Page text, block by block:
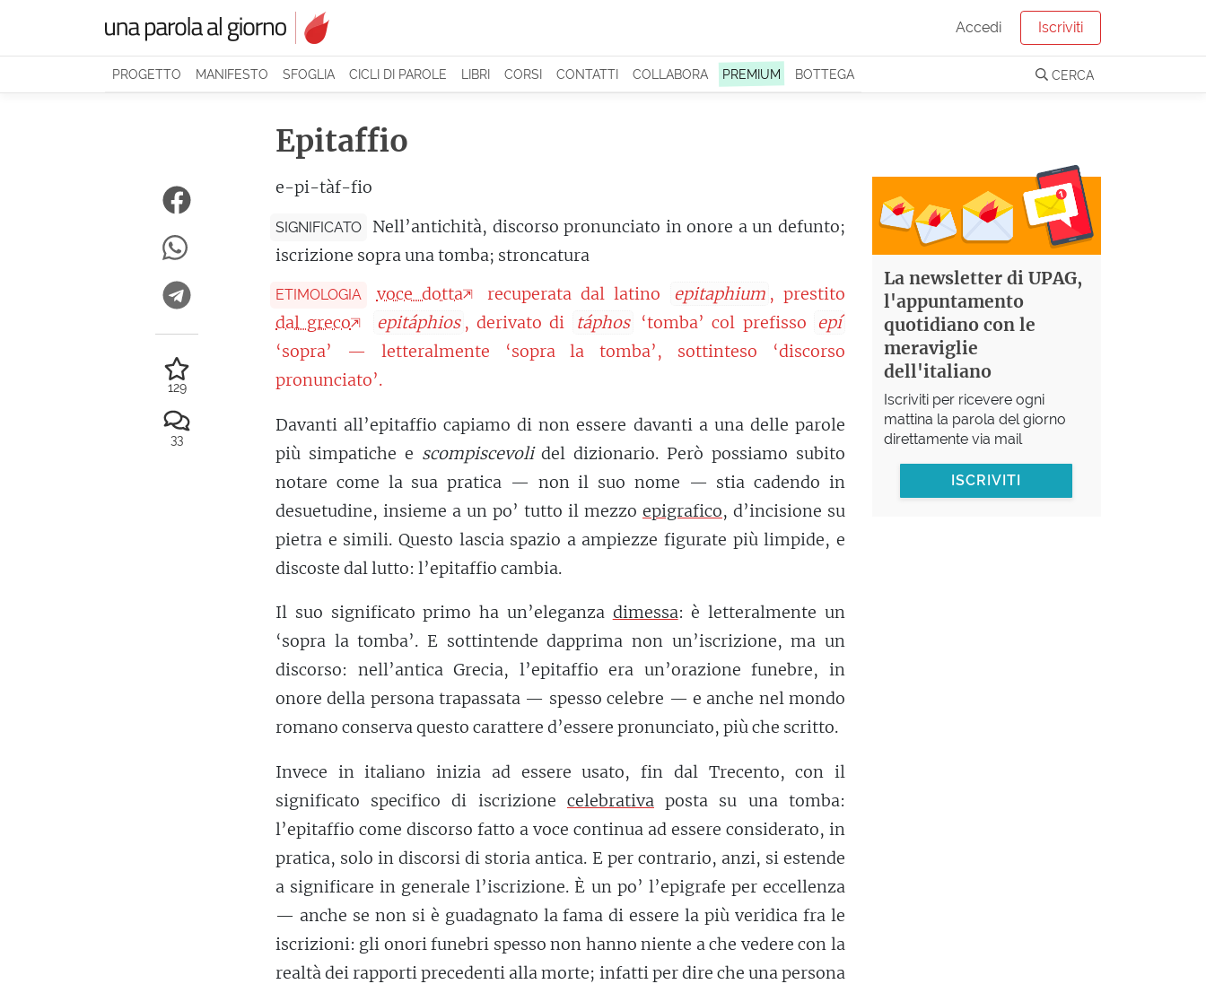
Accedi Iscriviti
PROGETTO MANIFESTO SFOGLIA CICLI DI PAROLE LIBRI CORSI CONTATTI COLLABORA PREMIUM BOTTEGA CERCA
Epitaffio
e-pi-tàf-fio
SIGNIFICATO
Nell’antichità, discorso pronunciato in onore a un defunto;
iscrizione sopra una tomba; stroncatura
ETIMOLOGIA voce dotta recuperata dal latino epitaphium , prestito
dal greco
epitáphios , derivato di táphos ‘tomba’ col prefisso
epí
‘sopra’ — letteralmente ‘sopra la tomba’, sottinteso ‘discorso
pronunciato’.
Davanti all’epitaffio capiamo di non essere davanti a una delle parole
più simpatiche e scompiscevolidel dizionario. Però possiamo subito
notare come la sua pratica — non il suo nome — stia cadendo in
desuetudine, insieme a un po’ tutto il mezzo epigrafico, d’incisione su
pietra e simili. Questo lascia spazio a ampiezze figurate più limpide, e
discoste dal lutto: l’epitaffio cambia.
Il suo significato primo ha un’eleganza dimessa: è letteralmente un
‘sopra la tomba’. E sottintende dapprima non un’iscrizione, ma un
discorso: nell’antica Grecia, l’epitaffio era un’orazione funebre, in
onore della persona trapassata — spesso celebre — e anche nel mondo
romano conserva questo carattere d’essere pronunciato, più che scritto.
Invece in italiano inizia ad essere usato, fin dal Trecento, con il
significato specifico di iscrizione celebrativa posta su una tomba:
l’epitaffio come discorso fatto a voce continua ad essere considerato, in
pratica, solo in discorsi di storia antica. E per contrario, anzi, si estende
a significare in generale l’iscrizione. È un po’ l’epigrafe per eccellenza
— anche se non si è guadagnato la fama di essere la più veridica fra le
iscrizioni: gli onori funebri spesso non hanno niente a che vedere con la
realtà dei rapporti precedenti alla morte; infatti per dire che una persona
129
33
La newsletter di UPAG,
l'appuntamento
quotidiano con le
meraviglie
dell'italiano
Iscriviti per ricevere ogni
mattina la parola del giorno
direttamente via mail
ISCRIVITI